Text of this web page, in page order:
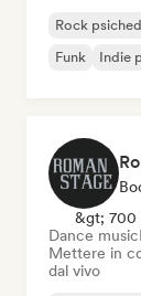
Rock
Funk
Indie
&gt; 700
Dance music
Mettere in
dal vivo